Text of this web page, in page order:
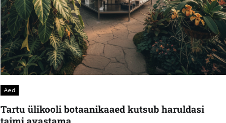
Aed
Tartu ülikooli botaanikaaed kutsub haruldasi